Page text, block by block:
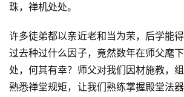
珠，禅机处处。
许多徒弟都以亲近老和当为荣，后学能
过去种过什么因子，竟然数年在师父麾
处，何其有幸？师父对我们因材施教，组
熟悉禅堂规矩，让我们熟练掌握殿堂法